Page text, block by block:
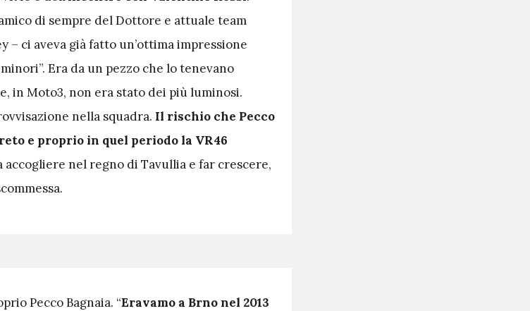
di sempre del Dottore e attuale team
– ci aveva già fatto un’ottima impressione
Era da un pezzo che lo tenevano
in Moto3, non era stato dei più luminosi.
nella squadra. Il rischio che Pecco
e proprio in quel periodo la VR46
accogliere nel regno di Tavullia e far crescere,
Pecco Bagnaia. “Eravamo a Brno nel 2013